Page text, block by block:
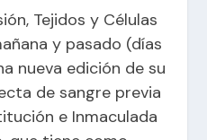
Tejidos y Células
y pasado (días
nueva edición de su
de sangre previa
e Inmaculada